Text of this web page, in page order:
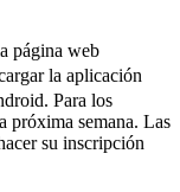
página web
la aplicación
Para los
próxima semana. Las
su inscripción